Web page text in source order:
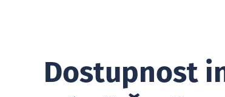
Dostupnost